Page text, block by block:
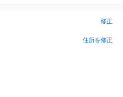
修正
住所を修正